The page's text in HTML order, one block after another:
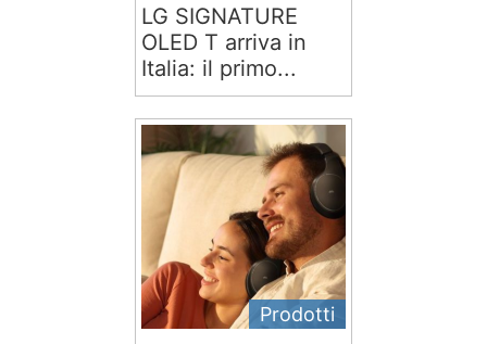
LG SIGNATURE
OLED T arriva in
Italia: il primo...
Prodotti